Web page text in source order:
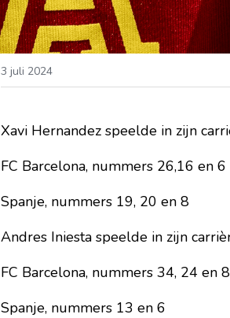
3 juli 2024
Xavi Hernandez speelde in zijn
FC Barcelona, nummers 26,16 en 6
Spanje, nummers 19, 20 en 8
Andres Iniesta speelde in zijn
FC Barcelona, nummers 34, 24 en 8
Spanje, nummers 13 en 6